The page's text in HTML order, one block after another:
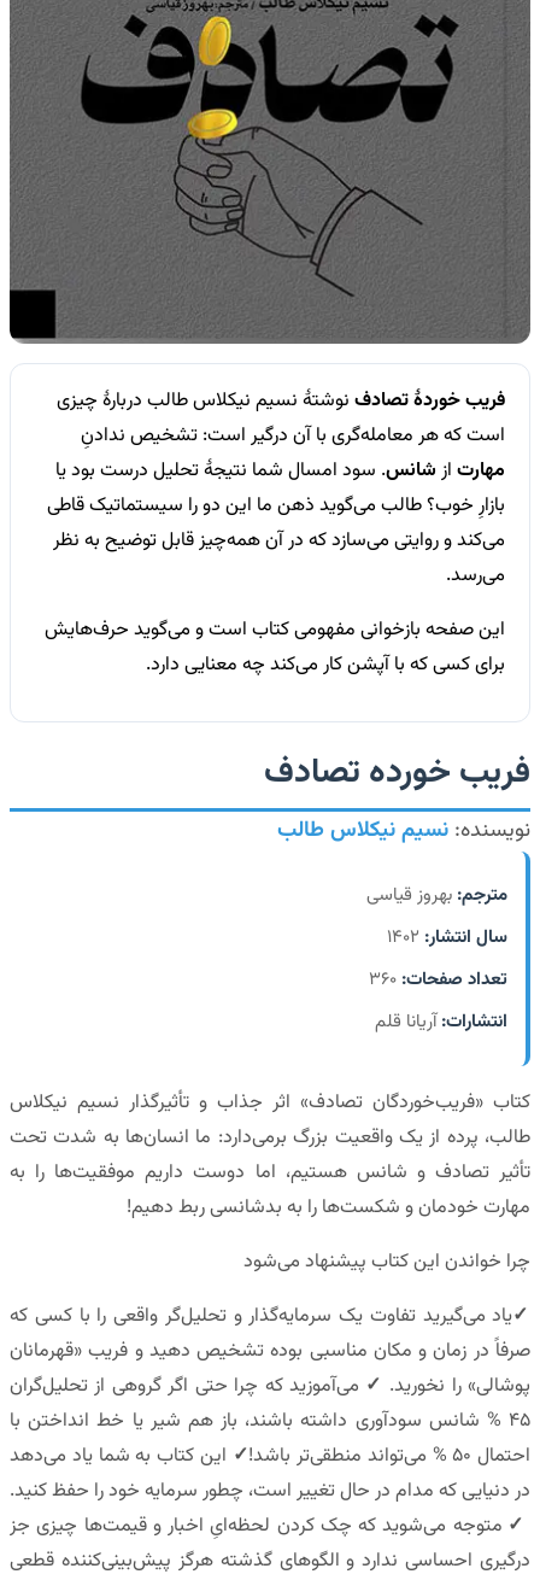
فریب خوردهٔ تصادف نوشتهٔ نسیم نیکلاس طالب دربارهٔ چیزی
است که هر معامله‌گری با آن درگیر است: تشخیص ندادنِ
مهارت از شانس. سود امسال شما نتیجهٔ تحلیل درست بود یا
بازارِ خوب؟ طالب می‌گوید ذهن ما این دو را سیستماتیک قاطی
می‌کند و روایتی می‌سازد که در آن همه‌چیز قابل توضیح به نظر
می‌رسد.
این صفحه بازخوانی مفهومی کتاب است و می‌گوید حرف‌هایش
برای کسی که با آپشن کار می‌کند چه معنایی دارد.
فریب خورده تصادف
نویسنده: نسیم نیکلاس طالب
مترجم: بهروز قیاسی
سال انتشار:
تعداد صفحات:
انتشارات:آریانا قلم
کتاب «فریب‌خوردگان تصادف» اثر جذاب و تأثیرگذار نسیم نیکلاس
طالب، پرده از یک واقعیت بزرگ برمی‌دارد: ما انسان‌ها به شدت تحت
تأثیر تصادف و شانس هستیم، اما دوست داریم موفقیت‌ها را به
مهارت خودمان و شکست‌ها را به بدشانسی ربط دهیم!
چرا خواندن این کتاب پیشنهاد می‌شود
✓یاد می‌گیرید تفاوت یک سرمایه‌گذار و تحلیل‌گر واقعی را با کسی که
صرفاً در زمان و مکان مناسبی بوده تشخیص دهید و فریب «قهرمانان
پوشالی» را نخورید. ✓ می‌آموزید که چرا حتی اگر گروهی از تحلیل‌گران
45 % شانس سودآوری داشته باشند، باز هم شیر یا خط انداختن با
احتمال 50 % می‌تواند منطقی‌تر باشد!
✓ این کتاب به شما یاد می‌دهد
در دنیایی که مدام در حال تغییر است، چطور سرمایه خود را حفظ کنید.
✓ متوجه می‌شوید که چک کردن لحظه‌ایِ اخبار و قیمت‌ها چیزی جز
درگیری احساسی ندارد و الگوهای گذشته هرگز پیش‌بینی‌کننده قطعی